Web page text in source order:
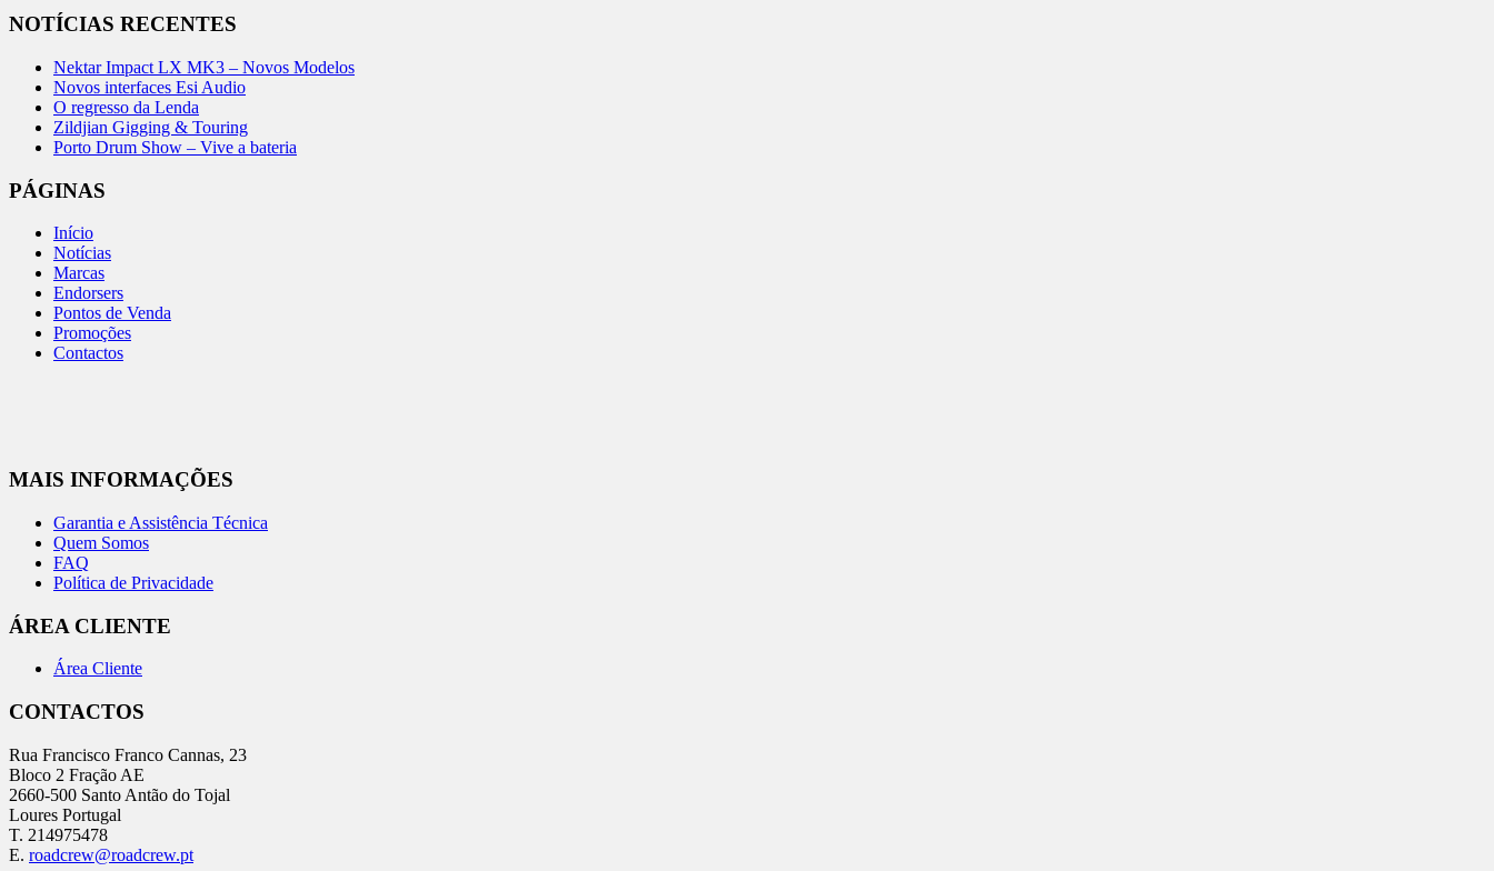
NOTÍCIAS RECENTES
Nektar Impact LX MK3 – Novos Modelos
Novos interfaces Esi Audio
O regresso da Lenda
Zildjian Gigging & Touring
Porto Drum Show – Vive a bateria
PÁGINAS
Início
Notícias
Marcas
Endorsers
Pontos de Venda
Promoções
Contactos
MAIS INFORMAÇÕES
Garantia e Assistência Técnica
Quem Somos
FAQ
Política de Privacidade
ÁREA CLIENTE
Área Cliente
CONTACTOS
Rua Francisco Franco Cannas, 23
Bloco 2 Fração AE
2660-500 Santo Antão do Tojal
Loures Portugal
T. 214975478
E. roadcrew@roadcrew.pt